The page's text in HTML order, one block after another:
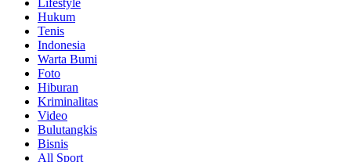
Lifestyle
Hukum
Tenis
Indonesia
Warta Bumi
Foto
Hiburan
Kriminalitas
Video
Bulutangkis
Bisnis
All Sport